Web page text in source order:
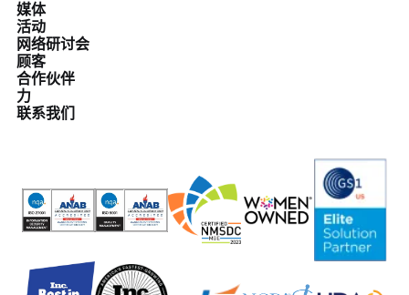
媒体
活动
网络研讨会
顾客
合作伙伴
力
联系我们